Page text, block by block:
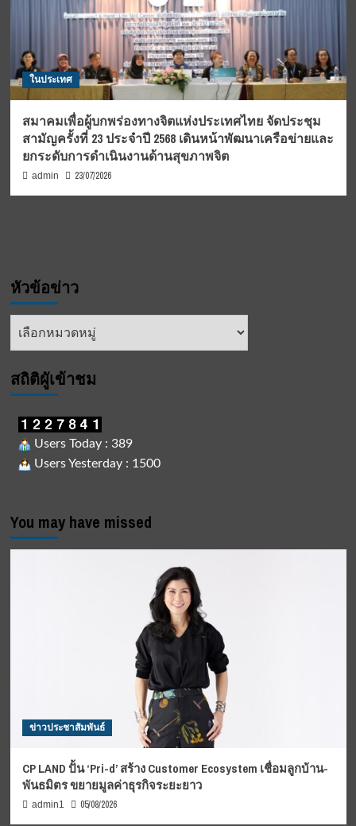
ในประเทศ
สมาคมเพื่อผู้บกพร่องทางจิตแห่งประเทศไทย จัดประชุม
สามัญครั้งที่ 23 ประจำปี 2568 เดินหน้าพัฒนาเครือข่ายและ
ยกระดับการดำเนินงานด้านสุขภาพจิต
admin 23/07/2026
หัวข้อข่าว
หัวข้อ
สถิติผูัเข้าชม
Users Today : 389
Users Yesterday : 1500
You may have missed
ข่าวประชาสัมพันธ์
CP LAND ปั้น ‘Pri-d’ สร้าง Customer Ecosystem เชื่อมลูกบ้าน-
พันธมิตร ขยายมูลค่าธุรกิจระยะยาว
admin1 05/08/2026